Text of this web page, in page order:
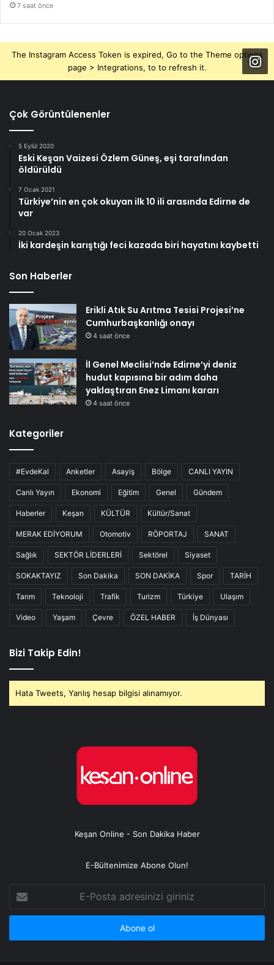
7 saat önce
The Instagram Access Token is expired, Go to the Theme options
page > Integrations, to to refresh it.
Çok Görüntülenenler
5 Eylül 2020
Eski Keşan Vaizesi Özlem Güneş, eşi tarafından
öldürüldü
7 Ocak 2021
Türkiye’nin en çok okuyan ilk 10 ili arasında Edirne de
var
20 Ocak 2023
İki kardeşin karıştığı feci kazada biri hayatını kaybetti
Son Haberler
Erikli Atık Su Arıtma Tesisi Projesi’ne
Cumhurbaşkanlığı onayı
4 saat önce
İl Genel Meclisi’nde Edirne’yi deniz
hudut kapısına bir adım daha
yaklaştıran Enez Limanı kararı
4 saat önce
Kategoriler
#EvdeKal Anketler Asayiş Bölge CANLI YAYIN
Canlı Yayın Ekonomi Eğitim Genel Gündem
Haberler Keşan KÜLTÜR Kültür/Sanat
MERAK EDİYORUM Otomotiv RÖPORTAJ SANAT
Sağlık SEKTÖR LİDERLERİ Sektörel Siyaset
SOKAKTAYIZ Son Dakika SON DAKİKA Spor TARİH
Tarım Teknoloji Trafik Turizm Türkiye Ulaşım
Video Yaşam Çevre ÖZEL HABER İş Dünyası
Bizi Takip Edin!
Hata Tweets, Yanlış hesap bilgisi alınamıyor.
Keşan Online - Son Dakika Haber
E-Bültenimize Abone Olun!
Posta
adresinizi